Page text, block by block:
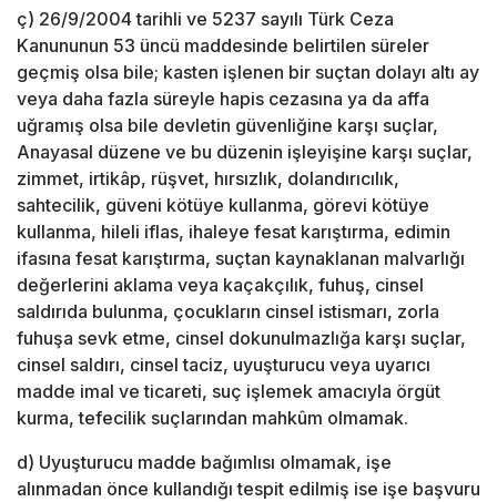
ç) 26/9/2004 tarihli ve 5237 sayılı Türk Ceza
Kanununun 53 üncü maddesinde belirtilen süreler
geçmiş olsa bile; kasten işlenen bir suçtan dolayı altı ay
veya daha fazla süreyle hapis cezasına ya da affa
uğramış olsa bile devletin güvenliğine karşı suçlar,
Anayasal düzene ve bu düzenin işleyişine karşı suçlar,
zimmet, irtikâp, rüşvet, hırsızlık, dolandırıcılık,
sahtecilik, güveni kötüye kullanma, görevi kötüye
kullanma, hileli iflas, ihaleye fesat karıştırma, edimin
ifasına fesat karıştırma, suçtan kaynaklanan malvarlığı
değerlerini aklama veya kaçakçılık, fuhuş, cinsel
saldırıda bulunma, çocukların cinsel istismarı, zorla
fuhuşa sevk etme, cinsel dokunulmazlığa karşı suçlar,
cinsel saldırı, cinsel taciz, uyuşturucu veya uyarıcı
madde imal ve ticareti, suç işlemek amacıyla örgüt
kurma, tefecilik suçlarından mahkûm olmamak.
d) Uyuşturucu madde bağımlısı olmamak, işe
alınmadan önce kullandığı tespit edilmiş ise işe başvuru